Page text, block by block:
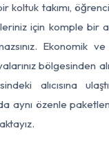
koltuk takımı,
için komple bir
Ekonomik
bölgesinden
alıcısına
da aynı özenle